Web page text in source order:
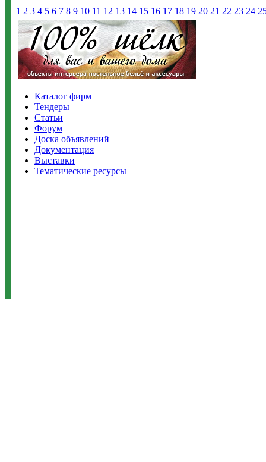
1 2 3 4 5 6 7 8 9 10 11 12 13 14 15 16 17 18 19 20 21 22 23 24
Каталог фирм
Тендеры
Статьи
Форум
Доска объявлений
Документация
Выставки
Тематические ресурсы